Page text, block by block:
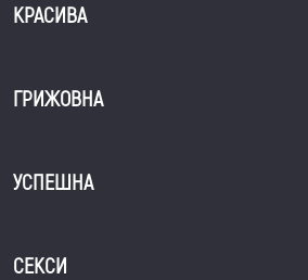
КРАСИВА
ГРИЖОВНА
УСПЕШНА
СЕКСИ